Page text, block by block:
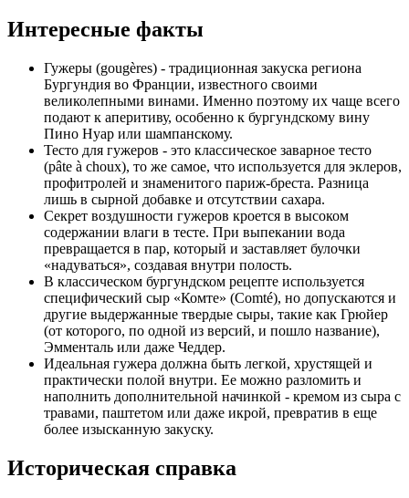
Интересные факты
Гужеры (gougères) - традиционная закуска региона
Бургундия во Франции, известного своими
великолепными винами. Именно поэтому их чаще всего
подают к аперитиву, особенно к бургундскому вину
Пино Нуар или шампанскому.
Тесто для гужеров - это классическое заварное тесто
(pâte à choux), то же самое, что используется для эклеров,
профитролей и знаменитого париж-бреста. Разница
лишь в сырной добавке и отсутствии сахара.
Секрет воздушности гужеров кроется в высоком
содержании влаги в тесте. При выпекании вода
превращается в пар, который и заставляет булочки
«надуваться», создавая внутри полость.
В классическом бургундском рецепте используется
специфический сыр «Комте» (Comté), но допускаются и
другие выдержанные твердые сыры, такие как Грюйер
(от которого, по одной из версий, и пошло название),
Эмменталь или даже Чеддер.
Идеальная гужера должна быть легкой, хрустящей и
практически полой внутри. Ее можно разломить и
наполнить дополнительной начинкой - кремом из сыра с
травами, паштетом или даже икрой, превратив в еще
более изысканную закуску.
Историческая справка